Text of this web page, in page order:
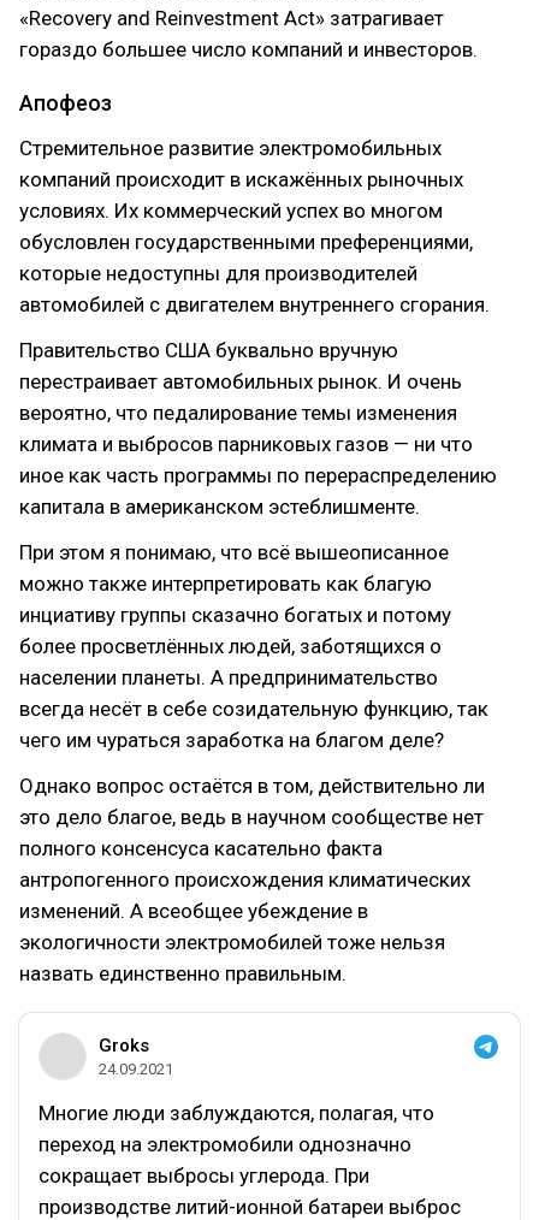
«Recovery and Reinvestment Act» затрагивает
гораздо большее число компаний и инвесторов.
Апофеоз
Стремительное развитие электромобильных
компаний происходит в искажённых рыночных
условиях. Их коммерческий успех во многом
обусловлен государственными преференциями,
которые недоступны для производителей
автомобилей с двигателем внутреннего сгорания.
Правительство США буквально вручную
перестраивает автомобильных рынок. И очень
вероятно, что педалирование темы изменения
климата и выбросов парниковых газов — ни что
иное как часть программы по перераспределению
капитала в американском эстеблишменте.
При этом я понимаю, что всё вышеописанное
можно также интерпретировать как благую
инциативу группы сказачно богатых и потому
более просветлённых людей, заботящихся о
населении планеты. А предпринимательство
всегда несёт в себе созидательную функцию, так
чего им чураться заработка на благом деле?
Однако вопрос остаётся в том, действительно ли
это дело благое, ведь в научном сообществе нет
полного консенсуса касательно факта
антропогенного происхождения климатических
изменений. А всеобщее убеждение в
экологичности электромобилей тоже нельзя
назвать единственно правильным.
Groks
24.09.2021
Многие люди заблуждаются, полагая, что
переход на электромобили однозначно
сокращает выбросы углерода. При
производстве литий-ионной батареи выброс